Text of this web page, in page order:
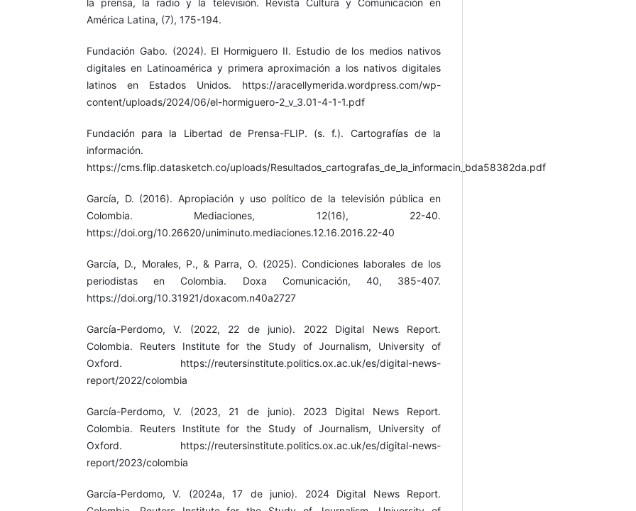
la prensa, la radio y la televisión. Revista Cultura y Comunicación en
América Latina, (7), 175-194.
Fundación Gabo. (2024). El Hormiguero II. Estudio de los medios nativos
digitales en Latinoamérica y primera aproximación a los nativos digitales
latinos en Estados Unidos. https://aracellymerida.wordpress.com/wp-
content/uploads/2024/06/el-hormiguero-2_v_3.01-4-1-1.pdf
Fundación para la Libertad de Prensa-FLIP. (s. f.). Cartografías de la
información.
https://cms.flip.datasketch.co/uploads/Resultados_cartografas_de_la_informacin_bda58382da.pdf
García, D. (2016). Apropiación y uso político de la televisión pública en
Colombia. Mediaciones, 12(16), 22-40.
https://doi.org/10.26620/uniminuto.mediaciones.12.16.2016.22-40
García, D., Morales, P., & Parra, O. (2025). Condiciones laborales de los
periodistas en Colombia. Doxa Comunicación, 40, 385-407.
https://doi.org/10.31921/doxacom.n40a2727
García-Perdomo, V. (2022, 22 de junio). 2022 Digital News Report.
Colombia. Reuters Institute for the Study of Journalism, University of
Oxford. https://reutersinstitute.politics.ox.ac.uk/es/digital-news-
report/2022/colombia
García-Perdomo, V. (2023, 21 de junio). 2023 Digital News Report.
Colombia. Reuters Institute for the Study of Journalism, University of
Oxford. https://reutersinstitute.politics.ox.ac.uk/es/digital-news-
report/2023/colombia
García-Perdomo, V. (2024a, 17 de junio). 2024 Digital News Report.